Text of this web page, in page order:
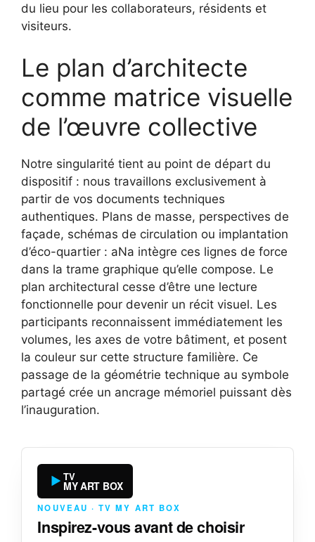
du lieu pour les collaborateurs, résidents et
visiteurs.
Le plan d’architecte
comme matrice visuelle
de l’œuvre collective
Notre singularité tient au point de départ du
dispositif : nous travaillons exclusivement à
partir de vos documents techniques
authentiques. Plans de masse, perspectives de
façade, schémas de circulation ou implantation
d’éco-quartier : aNa intègre ces lignes de force
dans la trame graphique qu’elle compose. Le
plan architectural cesse d’être une lecture
fonctionnelle pour devenir un récit visuel. Les
participants reconnaissent immédiatement les
volumes, les axes de votre bâtiment, et posent
la couleur sur cette structure familière. Ce
passage de la géométrie technique au symbole
partagé crée un ancrage mémoriel puissant dès
l’inauguration.
TV
MY ART BOX
NOUVEAU · TV MY ART BOX
Inspirez-vous avant de choisir